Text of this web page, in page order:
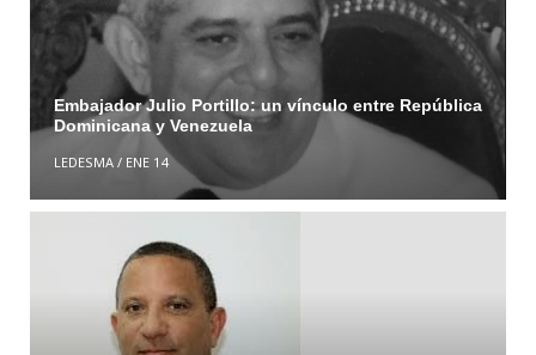
Embajador Julio Portillo: un vínculo entre República
Dominicana y Venezuela
LEDESMA/ ENE 14